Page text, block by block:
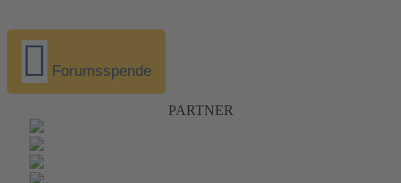
Forumsspende
PARTNER